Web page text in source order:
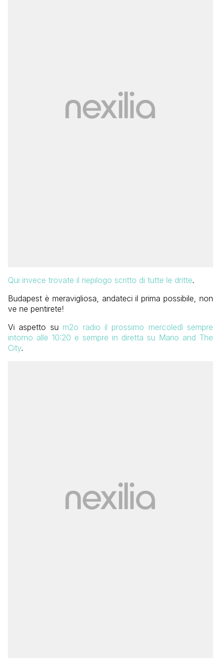
Qui invece trovate il riepilogo scritto di tutte le dritte.
Budapest è meravigliosa, andateci il prima possibile, non
ve ne pentirete!
Vi aspetto su m2o radio il prossimo mercoledì sempre
intorno alle 10:20 e sempre in diretta su Mario and The
City.